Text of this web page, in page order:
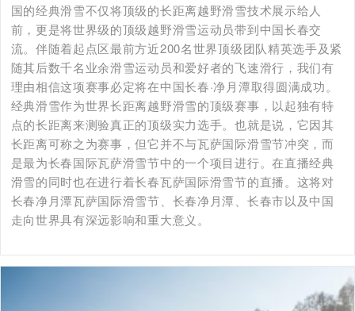
国的经典滑雪不仅将顶级的长距离越野滑雪技术展示给人
前，更是将世界级的顶级越野滑雪运动员带到中国长春交
流。伴随着起点区最前方近200名世界顶级团队精英选手及紧
随其后数千名业余滑雪运动员和爱好者的飞速滑行，我们有
理由相信这项赛事必定将在中国长春·净月潭取得圆满成功。
经典滑雪作为世界长距离越野滑雪的顶级赛事，以起独有特
点的长距离来测验真正的顶级实力选手。也就是说，它因其
长距离可称之为赛事，但它并不与瓦萨国际滑雪节冲突，而
是最为长春国际瓦萨滑雪节中的一个项目进行。在直播经典
滑雪的同时也在进行着长春瓦萨国际滑雪节的直播。这将对
长春净月潭瓦萨国际滑雪节、长春净月潭、长春市以及中国
走向世界具有深远影响和重大意义。